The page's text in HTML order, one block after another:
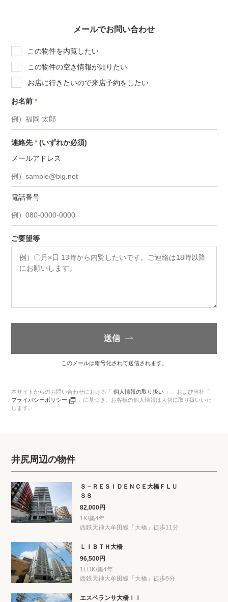
メールでお問い合わせ
この物件を内覧したい
この物件の空き情報が知りたい
お店に行きたいので来店予約をしたい
お名前*
連絡先* (いずれか必須)
メールアドレス
電話番号
ご要望等
送信
このメールは暗号化されて送信されます。
本サイトからのお問い合わせにおける「個人情報の取り扱い 」、 および当社「
プライバシーポリシー
」に基づき、 お客様の個人情報は大切に取り扱いいた
します。
井尻周辺の物件
Ｓ－ＲＥＳＩＤＥＮＣＥ大橋ＦＬＵ
ＳＳ
82,000円
1K/築4年
西鉄天神大牟田線「大橋」徒歩11分
ＬＩＢＴＨ大橋
96,500円
1LDK/築4年
西鉄天神大牟田線「大橋」徒歩6分
エスペランサ大橋ＩＩ